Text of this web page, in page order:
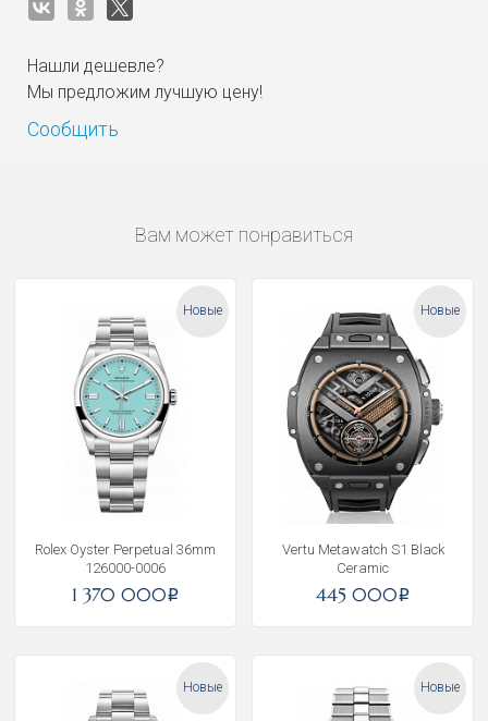
Нашли дешевле?
Мы предложим лучшую цену!
Сообщить
Вам может понравиться
Новые
Rolex Oyster Perpetual 36mm
126000-0006
1 370 000i
Новые
Vertu Metawatch S1 Black
Ceramic
445 000i
Новые Новые